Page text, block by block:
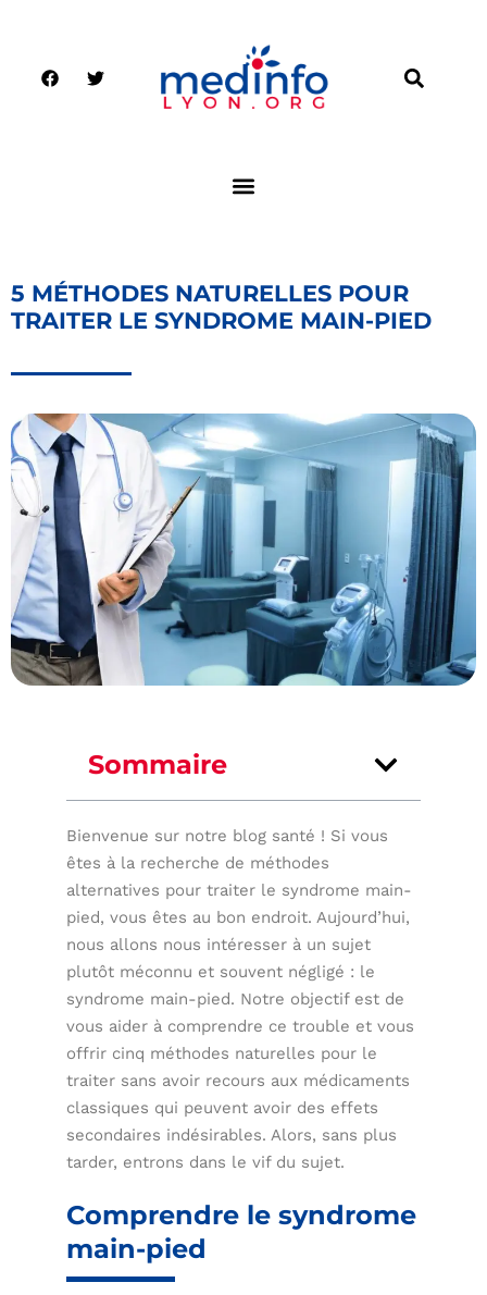
5 MÉTHODES NATURELLES POUR
TRAITER LE SYNDROME MAIN-PIED
Sommaire
Bienvenue sur notre blog santé ! Si vous
êtes à la recherche de méthodes
alternatives pour traiter le syndrome main-
pied, vous êtes au bon endroit. Aujourd’hui,
nous allons nous intéresser à un sujet
plutôt méconnu et souvent négligé : le
syndrome main-pied. Notre objectif est de
vous aider à comprendre ce trouble et vous
offrir cinq méthodes naturelles pour le
traiter sans avoir recours aux médicaments
classiques qui peuvent avoir des effets
secondaires indésirables. Alors, sans plus
tarder, entrons dans le vif du sujet.
Comprendre le syndrome
main-pied